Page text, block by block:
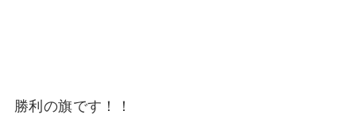
勝利の旗です！！